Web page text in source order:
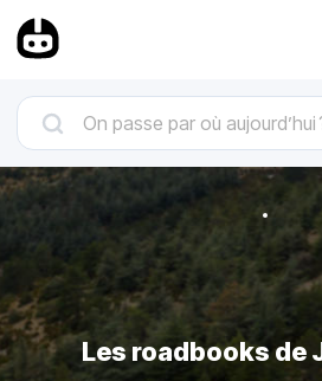
Les roadbooks de